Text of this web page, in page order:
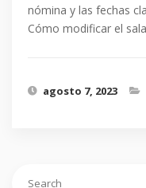
nómina y las fechas
Cómo modificar el
agosto 7, 2023